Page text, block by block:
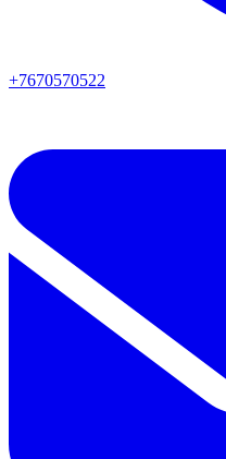
+7670570522